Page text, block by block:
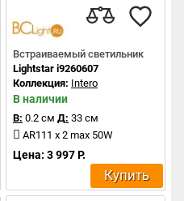
Встраиваемый светильник
Lightstar i9260607
Коллекция: Intero
В наличии
В: 0.2 см Д: 33 см
AR111 x 2 max 50W
Цена: 3 997 Р.
Купить